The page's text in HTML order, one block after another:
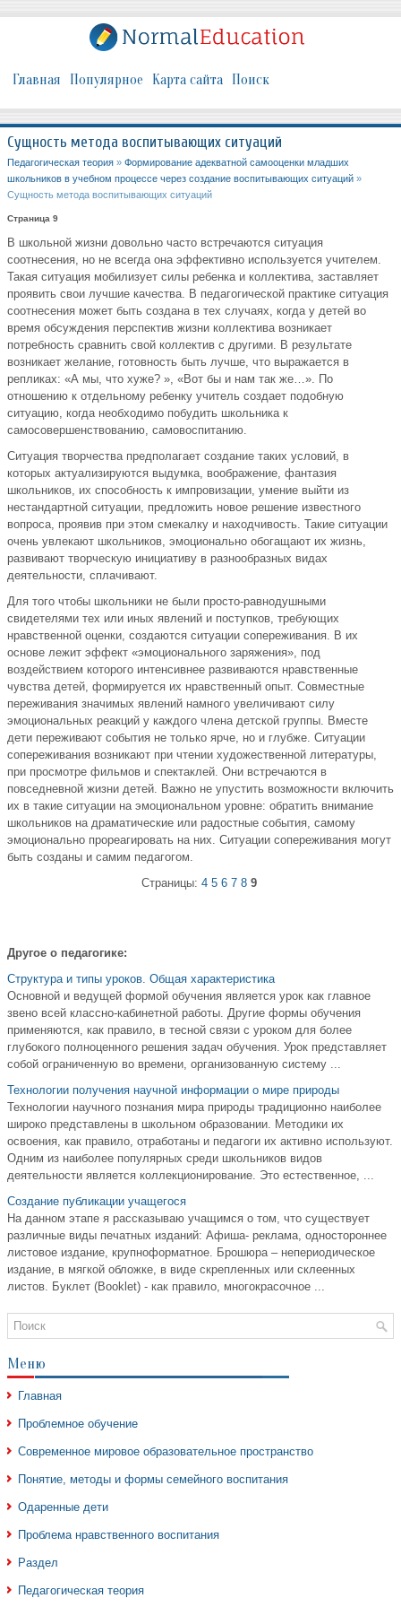
Главная Популярное Карта сайта Поиск
Сущность метода воспитывающих ситуаций
Педагогическая теория » Формирование адекватной самооценки младших
школьников в учебном процессе через создание воспитывающих ситуаций »
Сущность метода воспитывающих ситуаций
Страница 9
В школьной жизни довольно часто встречаются ситуация
соотнесения, но не всегда она эффективно используется учителем.
Такая ситуация мобилизует силы ребенка и коллектива, заставляет
проявить свои лучшие качества. В педагогической практике ситуация
соотнесения может быть создана в тех случаях, когда у детей во
время обсуждения перспектив жизни коллектива возникает
потребность сравнить свой коллектив с другими. В результате
возникает желание, готовность быть лучше, что выражается в
репликах: «А мы, что хуже? », «Вот бы и нам так же…». По
отношению к отдельному ребенку учитель создает подобную
ситуацию, когда необходимо побудить школьника к
самосовершенствованию, самовоспитанию.
Ситуация творчества предполагает создание таких условий, в
которых актуализируются выдумка, воображение, фантазия
школьников, их способность к импровизации, умение выйти из
нестандартной ситуации, предложить новое решение известного
вопроса, проявив при этом смекалку и находчивость. Такие ситуации
очень увлекают школьников, эмоционально обогащают их жизнь,
развивают творческую инициативу в разнообразных видах
деятельности, сплачивают.
Для того чтобы школьники не были просто-равнодушными
свидетелями тех или иных явлений и поступков, требующих
нравственной оценки, создаются ситуации сопереживания. В их
основе лежит эффект «эмоционального заряжения», под
воздействием которого интенсивнее развиваются нравственные
чувства детей, формируется их нравственный опыт. Совместные
переживания значимых явлений намного увеличивают силу
эмоциональных реакций у каждого члена детской группы. Вместе
дети переживают события не только ярче, но и глубже. Ситуации
сопереживания возникают при чтении художественной литературы,
при просмотре фильмов и спектаклей. Они встречаются в
повседневной жизни детей. Важно не упустить возможности включить
их в такие ситуации на эмоциональном уровне: обратить внимание
школьников на драматические или радостные события, самому
эмоционально прореагировать на них. Ситуации сопереживания могут
быть созданы и самим педагогом.
Страницы: 4 5 6 7 8 9
Другое о педагогике:
Структура и типы уроков. Общая характеристика
Основной и ведущей формой обучения является урок как главное
звено всей классно-кабинетной работы. Другие формы обучения
применяются, как правило, в тесной связи с уроком для более
глубокого полноценного решения задач обучения. Урок представляет
собой ограниченную во времени, организованную систему ...
Технологии получения научной информации о мире природы
Технологии научного познания мира природы традиционно наиболее
широко представлены в школьном образовании. Методики их
освоения, как правило, отработаны и педагоги их активно используют.
Одним из наиболее популярных среди школьников видов
деятельности является коллекционирование. Это естественное, ...
Создание публикации учащегося
На данном этапе я рассказываю учащимся о том, что существует
различные виды печатных изданий: Афиша- реклама, одностороннее
листовое издание, крупноформатное. Брошюра – непериодическое
издание, в мягкой обложке, в виде скрепленных или склеенных
листов. Буклет (Booklet) - как правило, многокрасочное ...
Меню
Главная
Проблемное обучение
Современное мировое образовательное пространство
Понятие, методы и формы семейного воспитания
Одаренные дети
Проблема нравственного воспитания
Раздел
Педагогическая теория